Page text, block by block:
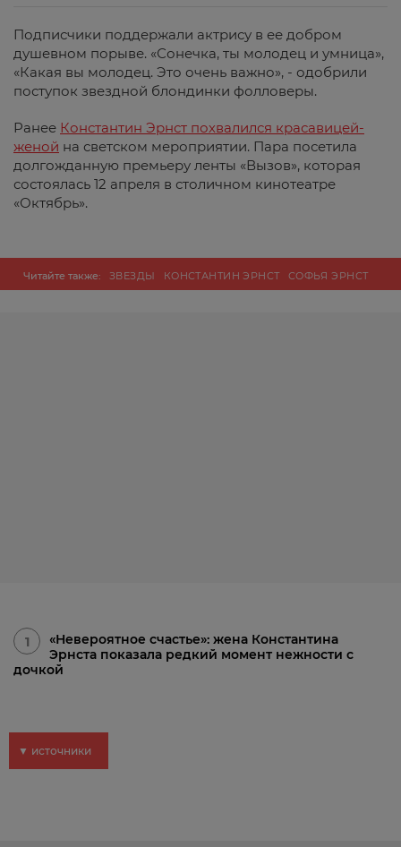
Подписчики поддержали актрису в ее добром
душевном порыве. «Сонечка, ты молодец и умница»,
«Какая вы молодец. Это очень важно», - одобрили
поступок звездной блондинки фолловеры.
Ранее Константин Эрнст похвалился красавицей-
женой на светском мероприятии. Пара посетила
долгожданную премьеру ленты «Вызов», которая
состоялась 12 апреля в столичном кинотеатре
«Октябрь».
Читайте также: ЗВЕЗДЫ КОНСТАНТИН ЭРНСТ СОФЬЯ ЭРНСТ
1
«Невероятное счастье»: жена Константина
Эрнста показала редкий момент нежности с
дочкой
▼ источники